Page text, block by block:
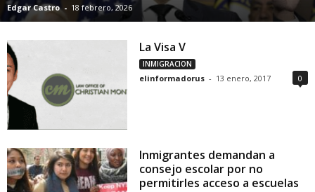
Edgar Castro - 18 febrero, 2026
La Visa V
INMIGRACION
elinformadorus - 13 enero, 2017 0
Inmigrantes demandan a
consejo escolar por no
permitirles acceso a escuelas